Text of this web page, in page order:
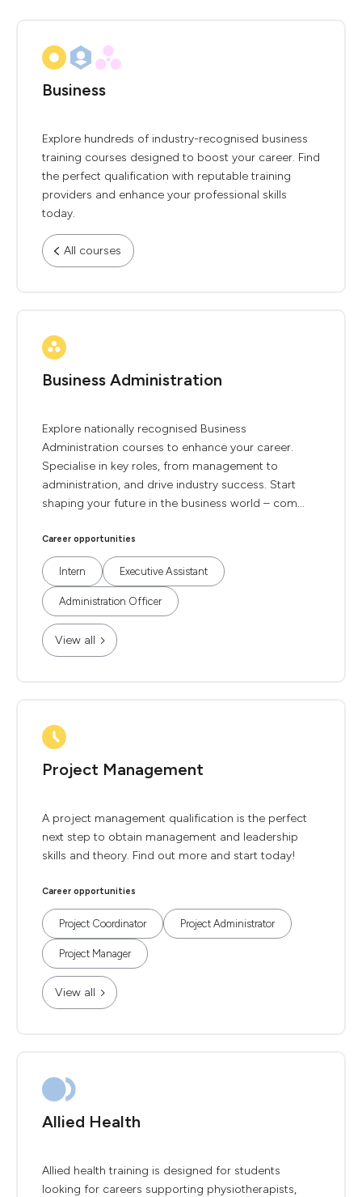
Business
Explore hundreds of industry-recognised business
training courses designed to boost your career. Find
the perfect qualification with reputable training
providers and enhance your professional skills
today.
All courses
Business Administration
Explore nationally recognised Business
Administration courses to enhance your career.
Specialise in key roles, from management to
administration, and drive industry success. Start
shaping your future in the business world – com...
Career opportunities
Intern Executive Assistant
Administration Officer
View all
Project Management
A project management qualification is the perfect
next step to obtain management and leadership
skills and theory. Find out more and start today!
Career opportunities
Project Coordinator Project Administrator
Project Manager
View all
Allied Health
Allied health training is designed for students
looking for careers supporting physiotherapists,